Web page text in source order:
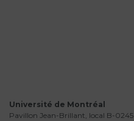
Université de Montréal
Pavillon Jean-Brillant, local B-0245